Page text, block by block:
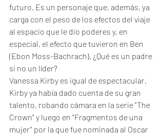
futuro. Es un personaje que, además, ya
carga con el peso de los efectos del viaje
al espacio que le dio poderes y, en
especial, el efecto que tuvieron en Ben
(Ebon Moss-Bachrach). ¿Qué es un padre
si no un líder?
Vanessa Kirby es igual de espectacular.
Kirby ya había dado cuenta de su gran
talento, robando cámara en la serie "The
Crown" y luego en "Fragmentos de una
mujer" por la que fue nominada al Oscar